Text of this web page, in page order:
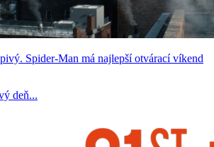
Spider-Man má najlepší otvárací víkend
deň...